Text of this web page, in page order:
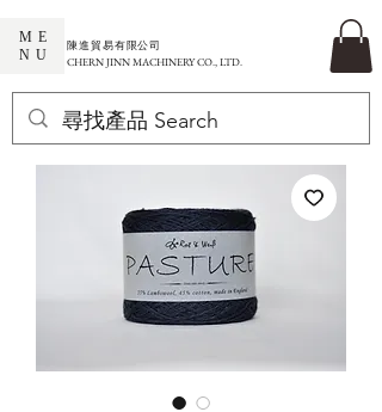
ME
NU
​陳進貿易有限公司
CHERN JINN MACHINERY CO., LTD.